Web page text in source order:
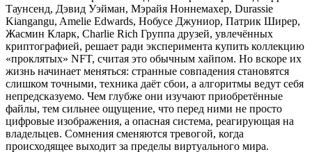
Таунсенд, Дэвид Уэйман, Мэрайя Ноннемахер, Durassie
Kiangangu, Amelie Edwards, Нобусе Джуниор, Патрик Ширер,
Жасмин Кларк, Charlie Rich Группа друзей, увлечённых
криптографией, решает ради эксперимента купить коллекцию
«проклятых» NFT, считая это обычным хайпом. Но вскоре их
жизнь начинает меняться: странные совпадения становятся
слишком точными, техника даёт сбои, а алгоритмы ведут себя
непредсказуемо. Чем глубже они изучают приобретённые
файлы, тем сильнее ощущение, что перед ними не просто
цифровые изображения, а опасная система, реагирующая на
владельцев. Сомнения сменяются тревогой, когда
происходящее выходит за пределы виртуального мира.